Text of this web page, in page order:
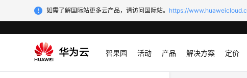
如需了解国际站更多云产品，请访问国际站。 https://
智果园 活动 产品 解决方案 定价